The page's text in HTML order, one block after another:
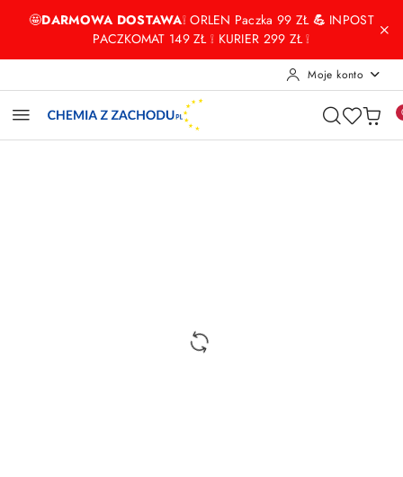
Przejdź do treści głównej
Przejdź do wyszukiwarki
Przejdź do moje konto
Przejdź do menu głównego
Przejdź do opisu produktu
Przejdź do stopki
🤩DARMOWA DOSTAWA❕ ORLEN Paczka 99 ZŁ💪 INPOST
PACZKOMAT 149 ZŁ ❕ KURIER 299 ZŁ ❕
Moje konto